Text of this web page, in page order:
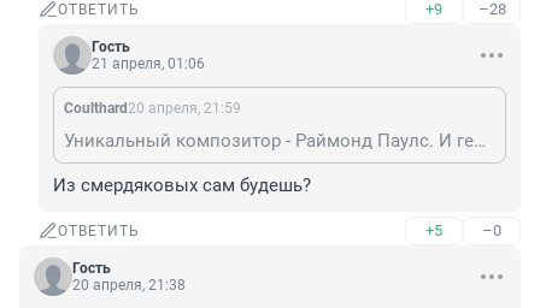
ОТВЕТИТЬ +9 –28
Гость
21 апреля, 01:06
Coulthard 20 апреля, 21:59
Уникальный композитор - Раймонд Паулс. И гений в музыке, и человек приличный, а этот пиджачник - такое.
Из смердяковых сам будешь?
ОТВЕТИТЬ +5 –0
Гость
20 апреля, 21:38